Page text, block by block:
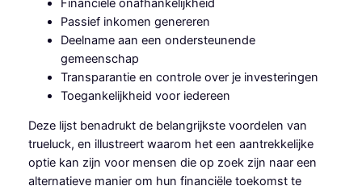
Financiële onafhankelijkheid
Passief inkomen genereren
Deelname aan een ondersteunende
gemeenschap
Transparantie en controle over je investeringen
Toegankelijkheid voor iedereen
Deze lijst benadrukt de belangrijkste voordelen van
trueluck, en illustreert waarom het een aantrekkelijke
optie kan zijn voor mensen die op zoek zijn naar een
alternatieve manier om hun financiële toekomst te